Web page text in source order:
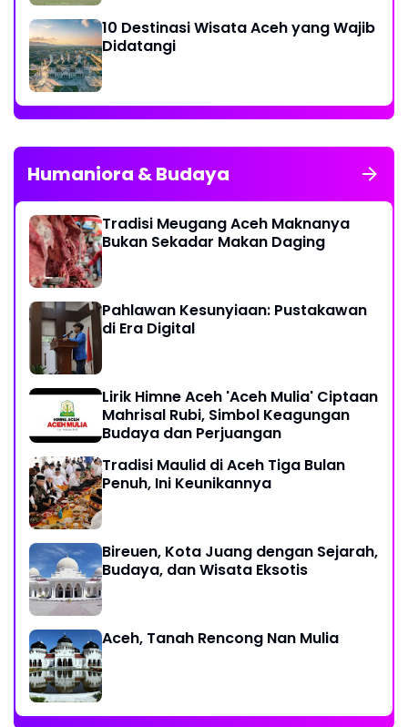
10 Destinasi Wisata Aceh yang Wajib
Didatangi
Humaniora & Budaya
Tradisi Meugang Aceh Maknanya
Bukan Sekadar Makan Daging
Pahlawan Kesunyiaan: Pustakawan
di Era Digital
Lirik Himne Aceh 'Aceh Mulia' Ciptaan
Mahrisal Rubi, Simbol Keagungan
Budaya dan Perjuangan
Tradisi Maulid di Aceh Tiga Bulan
Penuh, Ini Keunikannya
Bireuen, Kota Juang dengan Sejarah,
Budaya, dan Wisata Eksotis
Aceh, Tanah Rencong Nan Mulia